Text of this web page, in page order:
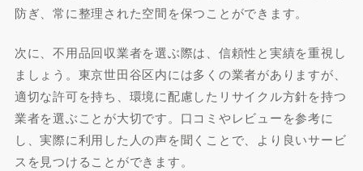
防ぎ、常に整理された空間を保つことができます。
次に、不用品回収業者を選ぶ際は、信頼性と実績を重視し
ましょう。東京世田谷区内には多くの業者がありますが、
適切な許可を持ち、環境に配慮したリサイクル方針を持つ
業者を選ぶことが大切です。口コミやレビューを参考に
し、実際に利用した人の声を聞くことで、より良いサービ
スを見つけることができます。